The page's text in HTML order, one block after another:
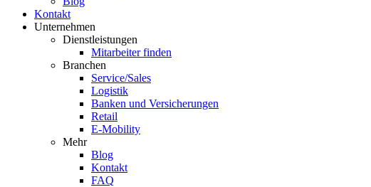
Kontakt
Unternehmen
Dienstleistungen
Mitarbeiter finden
Branchen
Service/Sales
Logistik
Banken und Versicherungen
Retail
E-Mobility
Mehr
Blog
Kontakt
FAQ